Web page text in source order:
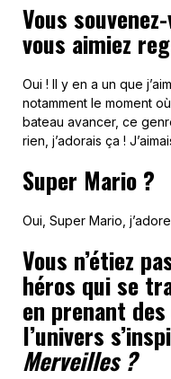
Vous
vous aimiez
Oui ! Il y en a un que
notamment le moment
bateau avancer, ce
rien, j’adorais ça !
Super Mario ?
Oui, Super Mario,
Vous n’étiez
héros qui se
en prenant
l’univers
Merveilles ?